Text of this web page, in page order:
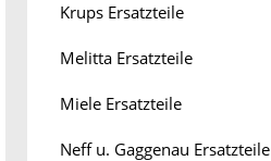
Krups Ersatzteile
Melitta Ersatzteile
Miele Ersatzteile
Neff u. Gaggenau Ersatzteile